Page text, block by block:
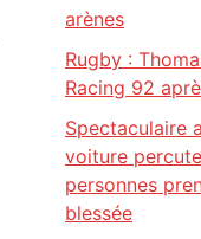
arènes
Rugby :
Racing 92
Spectaculaire
voiture
personnes
blessée